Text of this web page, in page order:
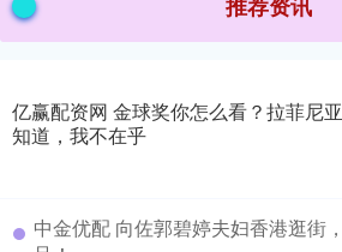
推荐资讯
亿赢配资网 金球奖你怎么看？拉菲尼
知道，我不在乎
中金优配 向佐郭碧婷夫妇香港逛街